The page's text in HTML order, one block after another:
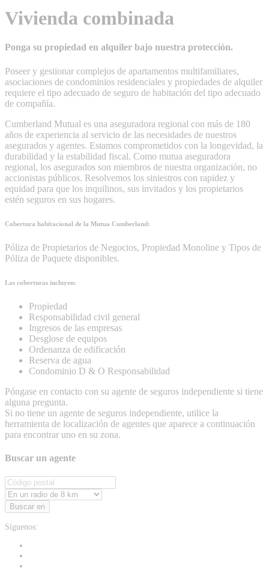
Vivienda combinada
Ponga su propiedad en alquiler bajo nuestra protección.
Poseer y gestionar complejos de apartamentos multifamiliares,
asociaciones de condominios residenciales y propiedades de alquiler
requiere el tipo adecuado de seguro de habitación del tipo adecuado
de compañía.
Cumberland Mutual es una aseguradora regional con más de 180
años de experiencia al servicio de las necesidades de nuestros
asegurados y agentes. Estamos comprometidos con la longevidad, la
durabilidad y la estabilidad fiscal. Como mutua aseguradora
regional, los asegurados son miembros de nuestra organización, no
accionistas públicos. Resolvemos los siniestros con rapidez y
equidad para que los inquilinos, sus invitados y los propietarios
estén seguros en sus hogares.
Cobertura habitacional de la Mutua Cumberland:
Póliza de Propietarios de Negocios, Propiedad Monoline y Tipos de
Póliza de Paquete disponibles.
Las coberturas incluyen:
Propiedad
Responsabilidad civil general
Ingresos de las empresas
Desglose de equipos
Ordenanza de edificación
Reserva de agua
Condominio D & O Responsabilidad
Póngase en contacto con su agente de seguros independiente si tiene
alguna pregunta.
Si no tiene un agente de seguros independiente, utilice la
herramienta de localización de agentes que aparece a continuación
para encontrar uno en su zona.
Buscar un agente
Buscar en
Síguenos: